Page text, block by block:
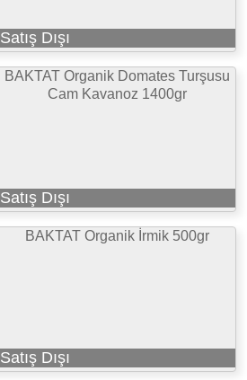
Satış Dışı
BAKTAT Organik Domates Turşusu
Cam Kavanoz 1400gr
Satış Dışı
BAKTAT Organik İrmik 500gr
Satış Dışı